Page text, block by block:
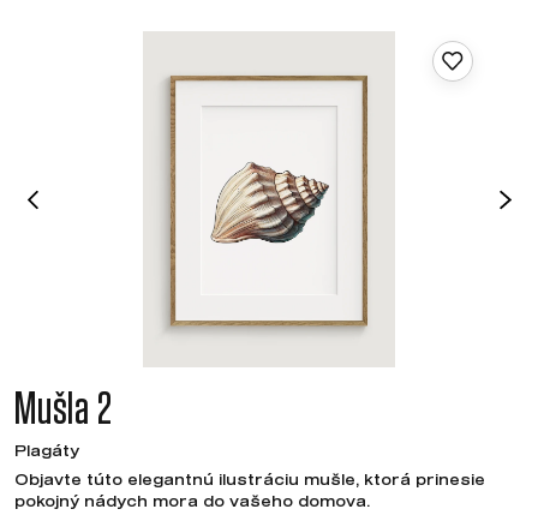
Mušla 2
Plagáty
Objavte túto elegantnú ilustráciu mušle, ktorá prinesie
pokojný nádych mora do vašeho domova.